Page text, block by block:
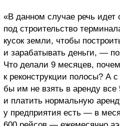
«В данном случае речь
под строительство
кусок земли, чтобы
и зарабатывать деньги, —
Что делали 9 месяцев,
к реконструкции полосы? А
бы им не взять в аренду все
и платить нормальную
у предприятия есть — в